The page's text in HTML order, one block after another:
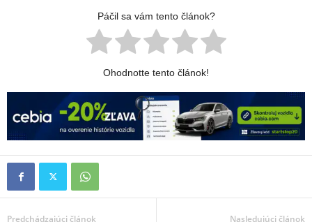
Páčil sa vám tento článok?
Ohodnotte tento článok!
Predchádzajúci článok Nasledujúci článok